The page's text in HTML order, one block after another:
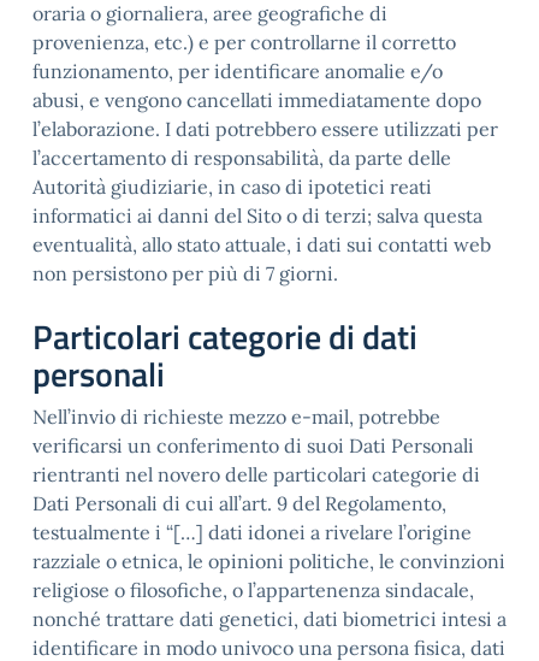
oraria o giornaliera, aree geografiche di
provenienza, etc.) e per controllarne il corretto
funzionamento, per identificare anomalie e/o
abusi, e vengono cancellati immediatamente dopo
l’elaborazione. I dati potrebbero essere utilizzati per
l’accertamento di responsabilità, da parte delle
Autorità giudiziarie, in caso di ipotetici reati
informatici ai danni del Sito o di terzi; salva questa
eventualità, allo stato attuale, i dati sui contatti web
non persistono per più di 7 giorni.
Particolari categorie di dati
personali
Nell’invio di richieste mezzo e-mail, potrebbe
verificarsi un conferimento di suoi Dati Personali
rientranti nel novero delle particolari categorie di
Dati Personali di cui all’art. 9 del Regolamento,
testualmente i “[…] dati idonei a rivelare l’origine
razziale o etnica, le opinioni politiche, le convinzioni
religiose o filosofiche, o l’appartenenza sindacale,
nonché trattare dati genetici, dati biometrici intesi a
identificare in modo univoco una persona fisica, dati